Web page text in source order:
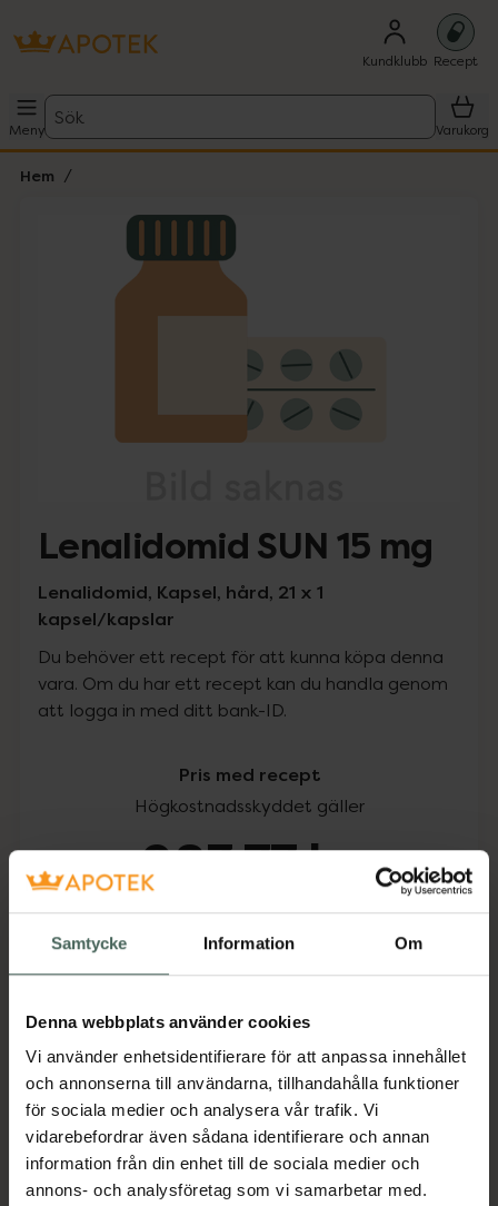
Samtycke Information Om
Denna webbplats använder cookies
Vi använder enhetsidentifierare för att anpassa innehållet
och annonserna till användarna, tillhandahålla funktioner
för sociala medier och analysera vår trafik. Vi
vidarebefordrar även sådana identifierare och annan
information från din enhet till de sociala medier och
annons- och analysföretag som vi samarbetar med.
Kundklubb Recept
Meny
Sök
Varukorg
Hem
Lista: . Innehåller 1 objekt.
Lenalidomid SUN 15 mg
Lenalidomid, Kapsel, hård, 21 x 1
kapsel/kapslar
Du behöver ett recept för att kunna köpa denna
vara. Om du har ett recept kan du handla genom
att logga in med ditt bank-ID.
Pris med recept
Högkostnadsskyddet gäller
983,77 kr
I apotek:983,77 kr
Aktuella erbjudanden
Beskrivning
08719323331846